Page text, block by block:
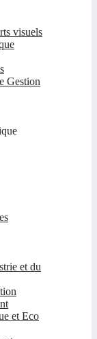
visuels
Gestion
et du
et Eco